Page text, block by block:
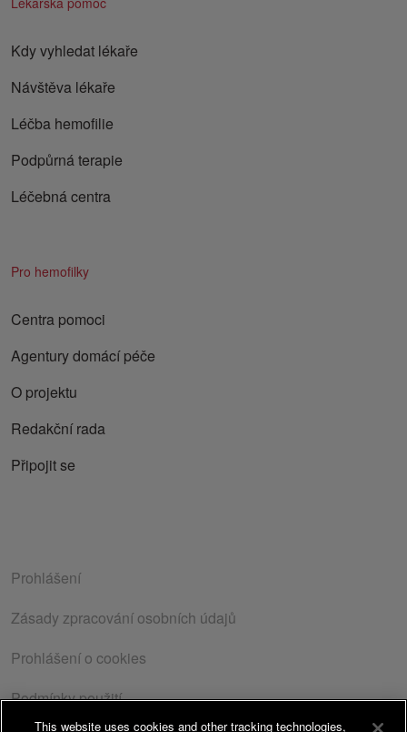
Kdy vyhledat lékaře
Návštěva lékaře
Léčba hemofilie
Podpůrná terapie
Léčebná centra
Pro hemofilky
Centra pomoci
Agentury domácí péče
O projektu
Redakční rada
Připojit se
Prohlášení
Zásady zpracování osobních údajů
Prohlášení o cookies
Podmínky použití
This website uses cookies and other tracking technologies,